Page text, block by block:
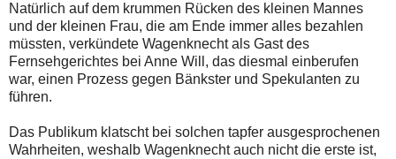
Natürlich auf dem krummen Rücken des kleinen Mannes
und der kleinen Frau, die am Ende immer alles bezahlen
müssten, verkündete Wagenknecht als Gast des
Fernsehgerichtes bei Anne Will, das diesmal einberufen
war, einen Prozess gegen Bänkster und Spekulanten zu
führen.
Das Publikum klatscht bei solchen tapfer ausgesprochenen
Wahrheiten, weshalb Wagenknecht auch nicht die erste ist,